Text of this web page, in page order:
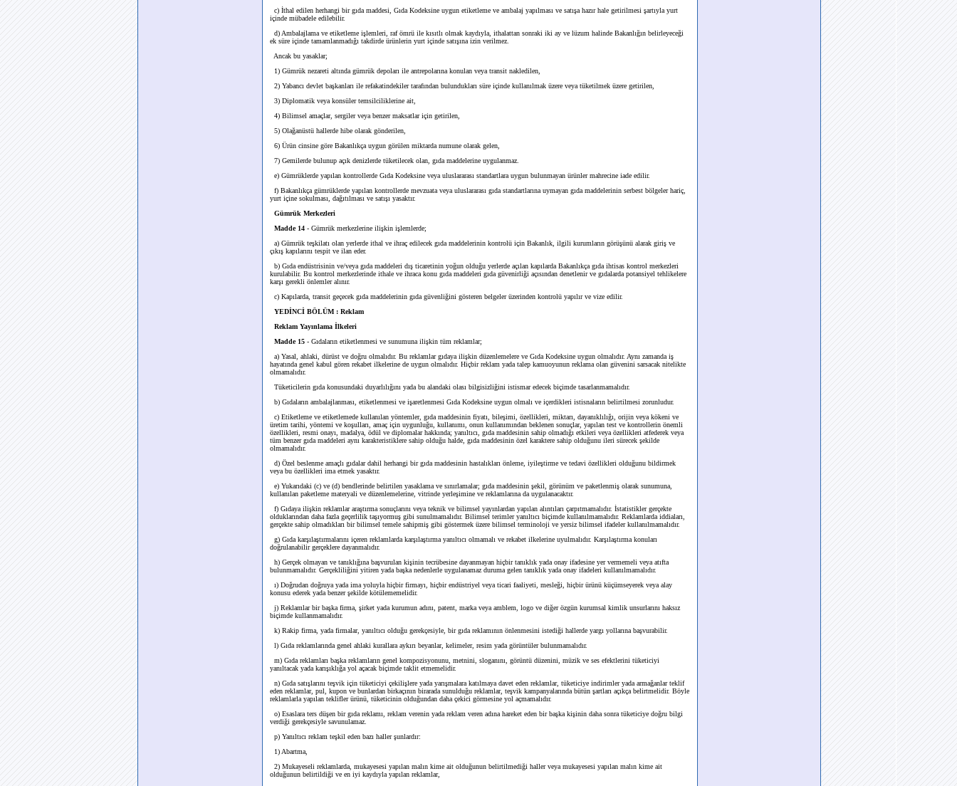
c) İthal edilen herhangi bir gıda maddesi, Gıda Kodeksine uygun etiketleme ve ambalaj yapılması ve satışa hazır hale getirilmesi şartıyla yurt
içinde mübadele edilebilir.
d) Ambalajlama ve etiketleme işlemleri, raf ömrü ile kısıtlı olmak kaydıyla, ithalattan sonraki iki ay ve lüzum halinde Bakanlığın belirleyeceği
ek süre içinde tamamlanmadığı takdirde ürünlerin yurt içinde satışına izin verilmez.
Ancak bu yasaklar;
1) Gümrük nezareti altında gümrük depoları ile antrepolarına konulan veya transit nakledilen,
2) Yabancı devlet başkanları ile refakatindekiler tarafından bulundukları süre içinde kullanılmak üzere veya tüketilmek üzere getirilen,
3) Diplomatik veya konsüler temsilciliklerine ait,
4) Bilimsel amaçlar, sergiler veya benzer maksatlar için getirilen,
5) Olağanüstü hallerde hibe olarak gönderilen,
6) Ürün cinsine göre Bakanlıkça uygun görülen miktarda numune olarak gelen,
7) Gemilerde bulunup açık denizlerde tüketilecek olan, gıda maddelerine uygulanmaz.
e) Gümrüklerde yapılan kontrollerde Gıda Kodeksine veya uluslararası standartlara uygun bulunmayan ürünler mahrecine iade edilir.
f) Bakanlıkça gümrüklerde yapılan kontrollerde mevzuata veya uluslararası gıda standartlarına uymayan gıda maddelerinin serbest bölgeler hariç,
yurt içine sokulması, dağıtılması ve satışı yasaktır.
Gümrük Merkezleri
Madde 14 - Gümrük merkezlerine ilişkin işlemlerde;
a) Gümrük teşkilatı olan yerlerde ithal ve ihraç edilecek gıda maddelerinin kontrolü için Bakanlık, ilgili kurumların görüşünü alarak giriş ve
çıkış kapılarını tespit ve ilan eder.
b) Gıda endüstrisinin ve/veya gıda maddeleri dış ticaretinin yoğun olduğu yerlerde açılan kapılarda Bakanlıkça gıda ihtisas kontrol merkezleri
kurulabilir. Bu kontrol merkezlerinde ithale ve ihraca konu gıda maddeleri gıda güvenirliği açısından denetlenir ve gıdalarda potansiyel tehlikelere
karşı gerekli önlemler alınır.
c) Kapılarda, transit geçecek gıda maddelerinin gıda güvenliğini gösteren belgeler üzerinden kontrolü yapılır ve vize edilir.
YEDİNCİ BÖLÜM : Reklam
Reklam Yayınlama İlkeleri
Madde 15 - Gıdaların etiketlenmesi ve sunumuna ilişkin tüm reklamlar;
a) Yasal, ahlaki, dürüst ve doğru olmalıdır. Bu reklamlar gıdaya ilişkin düzenlemelere ve Gıda Kodeksine uygun olmalıdır. Aynı zamanda iş
hayatında genel kabul gören rekabet ilkelerine de uygun olmalıdır. Hiçbir reklam yada talep kamuoyunun reklama olan güvenini sarsacak nitelikte
olmamalıdır.
Tüketicilerin gıda konusundaki duyarlılığını yada bu alandaki olası bilgisizliğini istismar edecek biçimde tasarlanmamalıdır.
b) Gıdaların ambalajlanması, etiketlenmesi ve işaretlenmesi Gıda Kodeksine uygun olmalı ve içerdikleri istisnaların belirtilmesi zorunludur.
c) Etiketleme ve etiketlemede kullanılan yöntemler, gıda maddesinin fiyatı, bileşimi, özellikleri, miktarı, dayanıklılığı, orijin veya kökeni ve
üretim tarihi, yöntemi ve koşulları, amaç için uygunluğu, kullanımı, onun kullanımından beklenen sonuçlar, yapılan test ve kontrollerin önemli
özellikleri, resmi onayı, madalya, ödül ve diplomalar hakkında; yanıltıcı, gıda maddesinin sahip olmadığı etkileri veya özellikleri atfederek veya
tüm benzer gıda maddeleri aynı karakteristiklere sahip olduğu halde, gıda maddesinin özel karaktere sahip olduğunu ileri sürecek şekilde
olmamalıdır.
d) Özel beslenme amaçlı gıdalar dahil herhangi bir gıda maddesinin hastalıkları önleme, iyileştirme ve tedavi özellikleri olduğunu bildirmek
veya bu özellikleri ima etmek yasaktır.
e) Yukarıdaki (c) ve (d) bendlerinde belirtilen yasaklama ve sınırlamalar; gıda maddesinin şekil, görünüm ve paketlenmiş olarak sunumuna,
kullanılan paketleme materyali ve düzenlemelerine, vitrinde yerleşimine ve reklamlarına da uygulanacaktır.
f) Gıdaya ilişkin reklamlar araştırma sonuçlarını veya teknik ve bilimsel yayınlardan yapılan alıntıları çarpıtmamalıdır. İstatistikler gerçekte
olduklarından daha fazla geçerlilik taşıyormuş gibi sunulmamalıdır. Bilimsel terimler yanıltıcı biçimde kullanılmamalıdır. Reklamlarda iddiaları,
gerçekte sahip olmadıkları bir bilimsel temele sahipmiş gibi göstermek üzere bilimsel terminoloji ve yersiz bilimsel ifadeler kullanılmamalıdır.
g) Gıda karşılaştırmalarını içeren reklamlarda karşılaştırma yanıltıcı olmamalı ve rekabet ilkelerine uyulmalıdır. Karşılaştırma konuları
doğrulanabilir gerçeklere dayanmalıdır.
h) Gerçek olmayan ve tanıklığına başvurulan kişinin tecrübesine dayanmayan hiçbir tanıklık yada onay ifadesine yer vermemeli veya atıfta
bulunmamalıdır. Gerçekliliğini yitiren yada başka nedenlerle uygulanamaz duruma gelen tanıklık yada onay ifadeleri kullanılmamalıdır.
ı) Doğrudan doğruya yada ima yoluyla hiçbir firmayı, hiçbir endüstriyel veya ticari faaliyeti, mesleği, hiçbir ürünü küçümseyerek veya alay
konusu ederek yada benzer şekilde kötülememelidir.
j) Reklamlar bir başka firma, şirket yada kurumun adını, patent, marka veya amblem, logo ve diğer özgün kurumsal kimlik unsurlarını haksız
biçimde kullanmamalıdır.
k) Rakip firma, yada firmalar, yanıltıcı olduğu gerekçesiyle, bir gıda reklamının önlenmesini istediği hallerde yargı yollarına başvurabilir.
l) Gıda reklamlarında genel ahlaki kurallara aykırı beyanlar, kelimeler, resim yada görüntüler bulunmamalıdır.
m) Gıda reklamları başka reklamların genel kompozisyonunu, metnini, sloganını, görüntü düzenini, müzik ve ses efektlerini tüketiciyi
yanıltacak yada karışıklığa yol açacak biçimde taklit etmemelidir.
n) Gıda satışlarını teşvik için tüketiciyi çekilişlere yada yarışmalara katılmaya davet eden reklamlar, tüketiciye indirimler yada armağanlar teklif
eden reklamlar, pul, kupon ve bunlardan birkaçının birarada sunulduğu reklamlar, teşvik kampanyalarında bütün şartları açıkça belirtmelidir. Böyle
reklamlarla yapılan teklifler ürünü, tüketicinin olduğundan daha çekici görmesine yol açmamalıdır.
o) Esaslara ters düşen bir gıda reklamı, reklam verenin yada reklam veren adına hareket eden bir başka kişinin daha sonra tüketiciye doğru bilgi
verdiği gerekçesiyle savunulamaz.
p) Yanıltıcı reklam teşkil eden bazı haller şunlardır:
1) Abartma,
2) Mukayeseli reklamlarda, mukayesesi yapılan malın kime ait olduğunun belirtilmediği haller veya mukayesesi yapılan malın kime ait
olduğunun belirtildiği ve en iyi kaydıyla yapılan reklamlar,